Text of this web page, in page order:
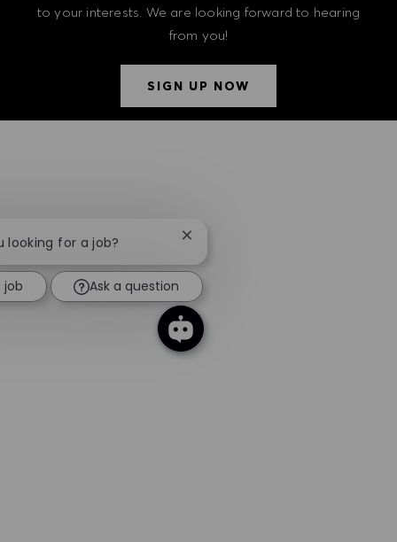
to your interests. We are looking forward to hearing
from you!
SIGN UP NOW
looking for a job? Close chatbot notification
job Ask a question